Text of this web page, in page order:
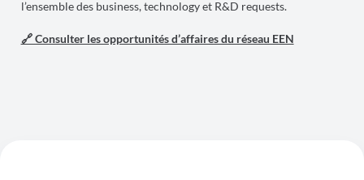
l’ensemble des business, technology et R&D requests.
🔗 Consulter les opportunités d’affaires du réseau EEN